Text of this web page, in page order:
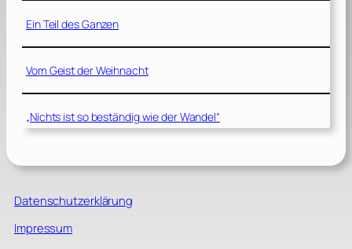
Ein Teil des Ganzen
Vom Geist der Weihnacht
„Nichts ist so beständig wie der Wandel“
Datenschutzerklärung
Impressum